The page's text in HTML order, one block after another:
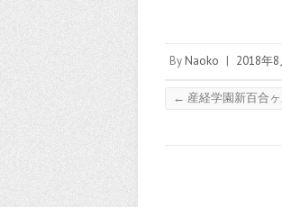
By Naoko | 2018年8
← 産経学園新百合